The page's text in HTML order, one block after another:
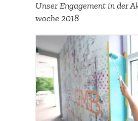
Unser Engagement in der
woche 2018